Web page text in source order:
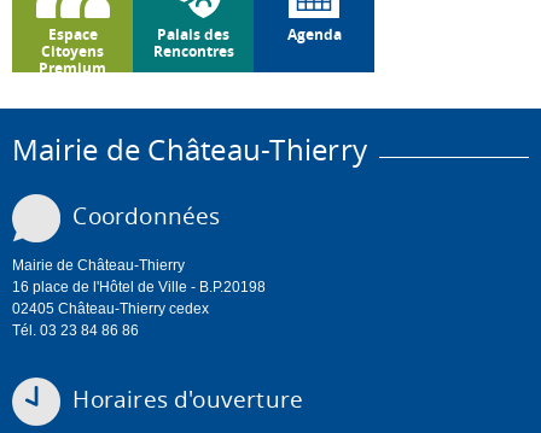
Espace
Citoyens
Premium
Palais des
Rencontres
Agenda
Mairie de Château-Thierry
Coordonnées
Mairie de Château-Thierry
16 place de l'Hôtel de Ville - B.P.20198
02405 Château-Thierry cedex
Tél. 03 23 84 86 86
Horaires d'ouverture